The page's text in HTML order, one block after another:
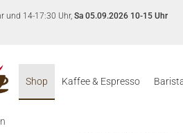
und 14-17:30 Uhr, Sa 05.09.2026 10-15 Uhr
Shop Kaffee & Espresso